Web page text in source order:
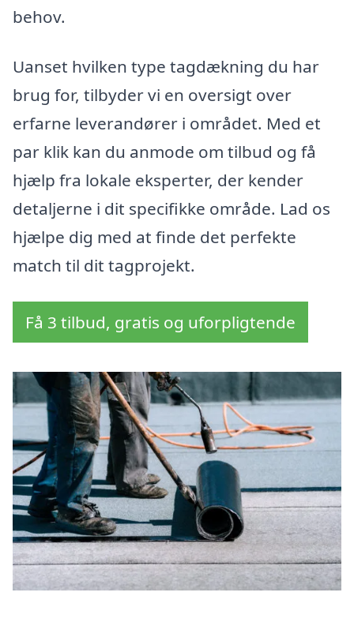
behov.
Uanset hvilken type tagdækning du har
brug for, tilbyder vi en oversigt over
erfarne leverandører i området. Med et
par klik kan du anmode om tilbud og få
hjælp fra lokale eksperter, der kender
detaljerne i dit specifikke område. Lad os
hjælpe dig med at finde det perfekte
match til dit tagprojekt.
Få 3 tilbud, gratis og uforpligtende